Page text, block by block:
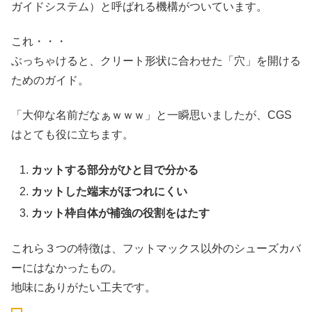
ガイドシステム）と呼ばれる機構がついています。
これ・・・
ぶっちゃけると、クリート形状に合わせた「穴」を開ける
ためのガイド。
「大仰な名前だなぁｗｗｗ」と一瞬思いましたが、CGS
はとても役に立ちます。
カットする部分がひと目で分かる
カットした端末がほつれにくい
カット枠自体が補強の役割をはたす
これら３つの特徴は、フットマックス以外のシューズカバ
ーにはなかったもの。
地味にありがたい工夫です。